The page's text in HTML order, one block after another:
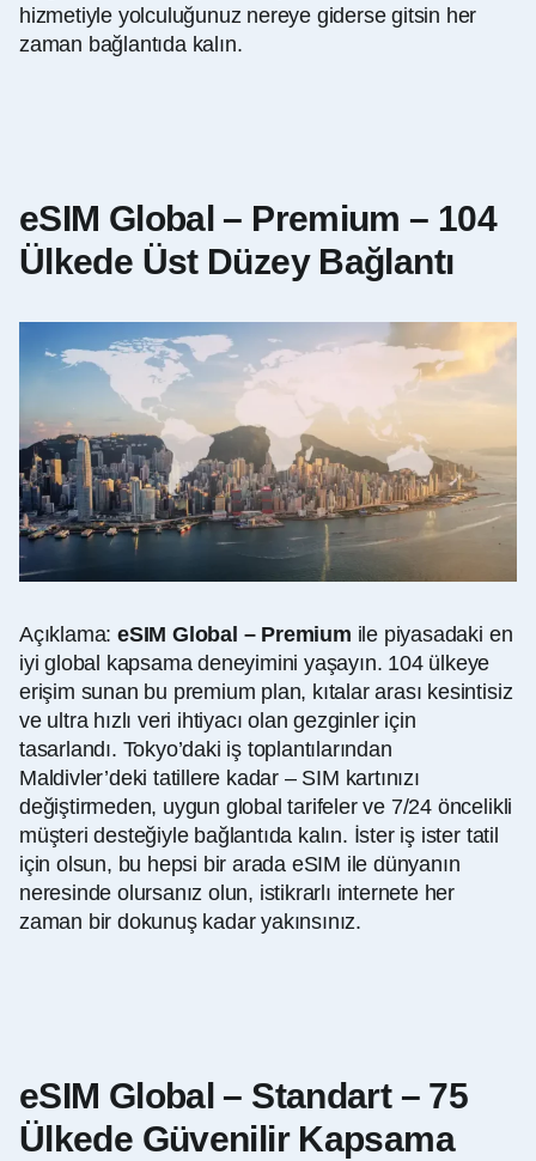
hizmetiyle yolculuğunuz nereye giderse gitsin her
zaman bağlantıda kalın.
eSIM Global – Premium – 104
Ülkede Üst Düzey Bağlantı
Açıklama:eSIM Global – Premium ile piyasadaki en
iyi global kapsama deneyimini yaşayın. 104 ülkeye
erişim sunan bu premium plan, kıtalar arası kesintisiz
ve ultra hızlı veri ihtiyacı olan gezginler için
tasarlandı. Tokyo’daki iş toplantılarından
Maldivler’deki tatillere kadar – SIM kartınızı
değiştirmeden, uygun global tarifeler ve 7/24 öncelikli
müşteri desteğiyle bağlantıda kalın. İster iş ister tatil
için olsun, bu hepsi bir arada eSIM ile dünyanın
neresinde olursanız olun, istikrarlı internete her
zaman bir dokunuş kadar yakınsınız.
eSIM Global – Standart – 75
Ülkede Güvenilir Kapsama